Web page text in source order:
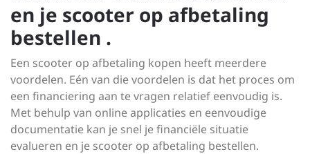
en je scooter op afbetaling
bestellen .
Een scooter op afbetaling kopen heeft meerdere
voordelen. Eén van die voordelen is dat het proces om
een financiering aan te vragen relatief eenvoudig is.
Met behulp van online applicaties en eenvoudige
documentatie kan je snel je financiële situatie
evalueren en je scooter op afbetaling bestellen.